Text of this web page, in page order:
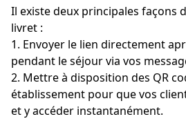
Il existe deux principales façons
livret :
1. Envoyer le lien directement
pendant le séjour via vos
2. Mettre à disposition des QR
établissement pour que vos
et y accéder instantanément.